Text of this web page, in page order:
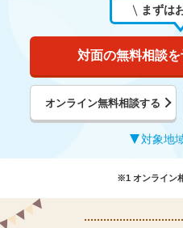
まずは
対面の無料相談を
オンライン無料相談する
対象地
※1 オンライン